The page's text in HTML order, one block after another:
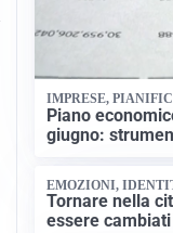
IMPRESE,
Piano
giugno:
EMOZIONI,
Tornare nella
essere